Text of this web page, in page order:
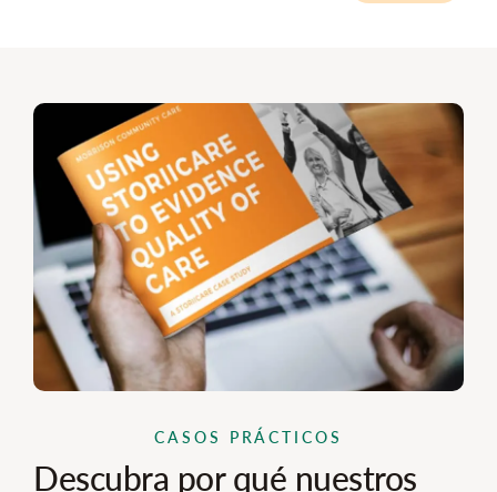
CASOS PRÁCTICOS
Descubra por qué nuestros